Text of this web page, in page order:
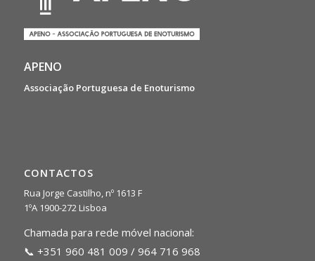
APENO
Associação Portuguesa de Enoturismo
CONTACTOS
Rua Jorge Castilho, nº 1613 F
1ºA 1900-272 Lisboa
Chamada para rede móvel nacional:
📞 +351 960 481 009 / 964 716 968